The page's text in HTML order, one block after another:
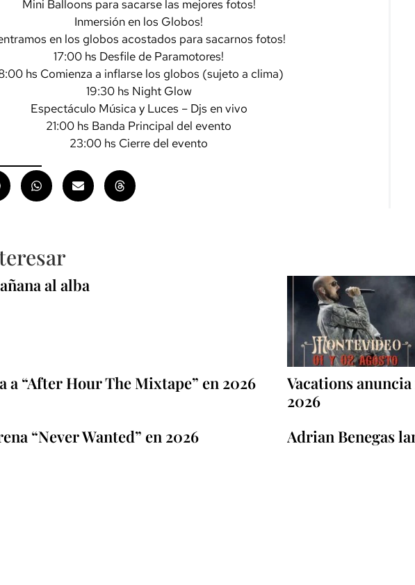
Mini Balloons para sacarse las mejores fotos!
Inmersión en los Globos!
en los globos acostados para sacarnos fotos!
17:00 hs Desfile de Paramotores!
hs Comienza a inflarse los globos (sujeto a clima)
19:30 hs Night Glow
Espectáculo Música y Luces – Djs en vivo
21:00 hs Banda Principal del evento
23:00 hs Cierre del evento
al alba
a “After Hour The Mixtape” en 2026
Vacations
2026
“Never Wanted” en 2026
Adrian Benegas